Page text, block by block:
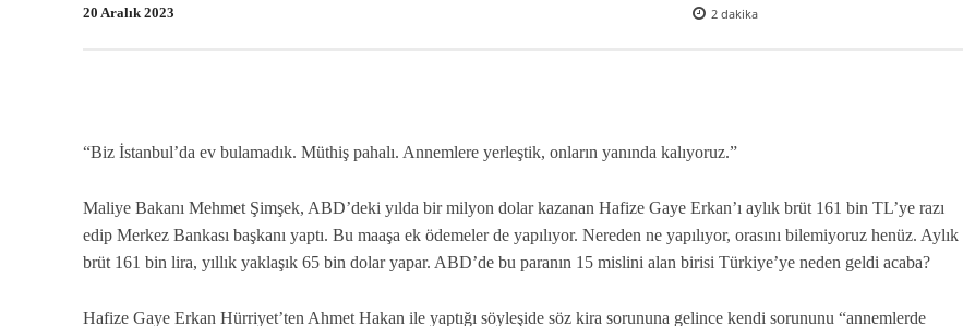
20 Aralık 2023 2dakika
“Biz İstanbul’da ev bulamadık. Müthiş pahalı. Annemlere yerleştik, onların yanında kalıyoruz.”
Maliye Bakanı Mehmet Şimşek, ABD’deki yılda bir milyon dolar kazanan Hafize Gaye Erkan’ı aylık brüt 161 bin TL’ye razı
edip Merkez Bankası başkanı yaptı. Bu maaşa ek ödemeler de yapılıyor. Nereden ne yapılıyor, orasını bilemiyoruz henüz. Aylık
brüt 161 bin lira, yıllık yaklaşık 65 bin dolar yapar. ABD’de bu paranın 15 mislini alan birisi Türkiye’ye neden geldi acaba?
Hafize Gaye Erkan Hürriyet’ten Ahmet Hakan ile yaptığı söyleşide söz kira sorununa gelince kendi sorununu “annemlerde